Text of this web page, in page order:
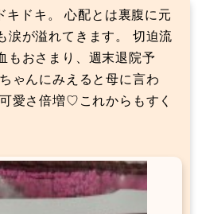
ドキ。 心配とは裏腹に元
涙が溢れてきます。 切迫流
もおさまり、週末退院予
ゃんにみえると母に言わ
愛さ倍増♡これからもすく